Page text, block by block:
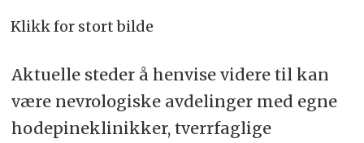
Klikk for stort bilde
Aktuelle steder å henvise videre til kan
være nevrologiske avdelinger med egne
hodepineklinikker, tverrfaglige